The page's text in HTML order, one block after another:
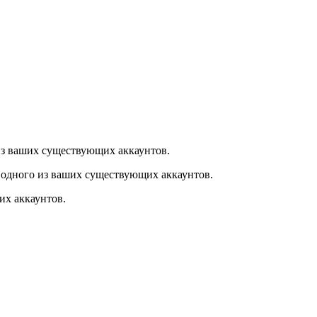
ваших существующих аккаунтов.
из ваших существующих аккаунтов.
аккаунтов.